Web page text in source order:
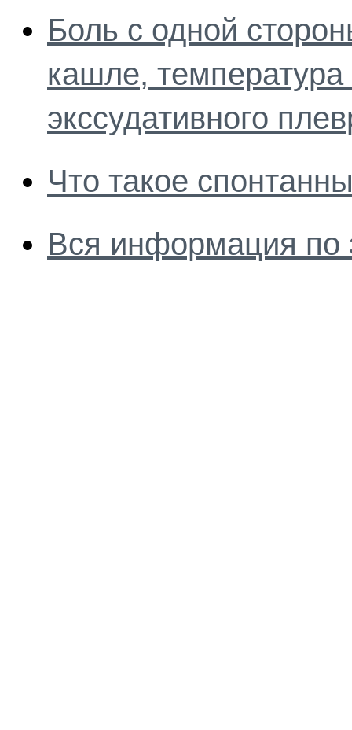
Боль с одной
кашле,
экссудативного
Что такое
Вся информация по